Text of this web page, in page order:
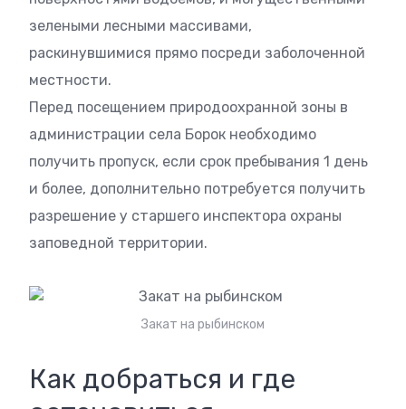
зелеными лесными массивами,
раскинувшимися прямо посреди заболоченной
местности.
Перед посещением природоохранной зоны в
администрации села Борок необходимо
получить пропуск, если срок пребывания 1 день
и более, дополнительно потребуется получить
разрешение у старшего инспектора охраны
заповедной территории.
Закат на рыбинском
Как добраться и где